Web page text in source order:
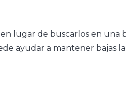
lugar de buscarlos en una
ayudar a mantener bajas